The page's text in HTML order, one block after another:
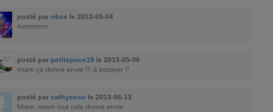
posté par obse le 2013-05-04
hummmm
posté par petitepuce19 le 2013-05-06
miam ça donne envie !!! à essayer !!
posté par cathysoso le 2013-06-13
Miam, miam tout cela donne envie